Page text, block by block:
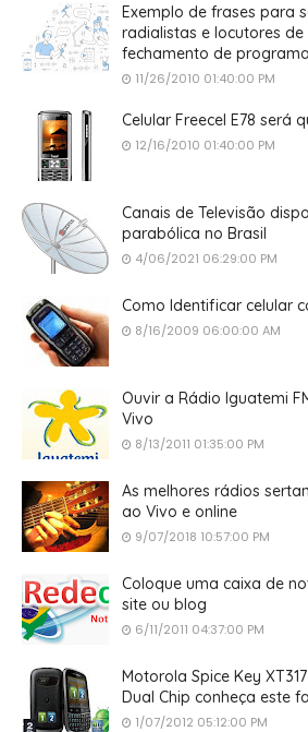
Exemplo de frases para
radialistas e locutores
fechamento de
11/26/2010 01:40:00 PM
Celular Freecel E78 será
12/16/2010 01:40:00 PM
Canais de Televisão
parabólica no Brasil
4/06/2021 06:29:00 PM
Como Identificar celular
8/16/2009 06:00:00 AM
Ouvir a Rádio Iguatemi
Vivo
8/13/2011 01:35:00 PM
As melhores rádios
ao Vivo e online
9/07/2018 10:57:00 PM
Coloque uma caixa de
site ou blog
6/11/2011 04:37:00 PM
Motorola Spice Key
Dual Chip conheça este
1/07/2012 05:12:00 PM